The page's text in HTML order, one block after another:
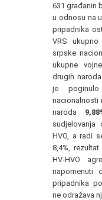
631 građanin
u odnosu na
pripadnika
VRS
srpske
ukupne
drugih
je
nacionalnosti
naroda
sudjelovanja
HVO, a radi
8,4%,
HV-HVO
napomenuti
pripadnika
ne odražava